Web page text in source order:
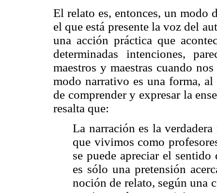
El relato es, entonces, un modo
el que está presente la voz del
una acción práctica que
determinadas intenciones,
maestros y maestras cuando
modo narrativo es una forma,
de comprender y expresar la
resalta que:
La narración es la
que vivimos como
se puede apreciar el
es sólo una pretensión
noción de relato, según una